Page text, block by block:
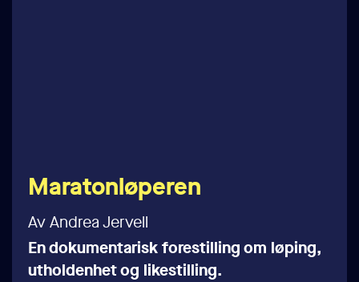
Maratonløperen
Av Andrea Jervell
En dokumentarisk forestilling om løping,
utholdenhet og likestilling.